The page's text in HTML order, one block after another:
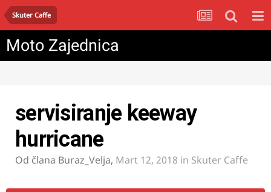
Skuter Caffe
Moto Zajednica
servisiranje keeway
hurricane
Od člana Buraz_Velja, Mart 12, 2018 in Skuter Caffe